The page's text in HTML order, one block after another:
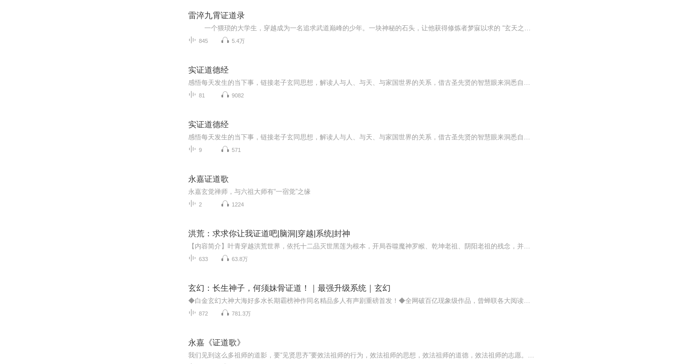
雷淬九霄证道录
一个猥琐的大学生，穿越成为一名追求武道巅峰的少年。一块神秘的石头，让他获得修炼者梦寐以求的 “玄天之体” 和绝世心法《玄天真经》，从此踏上一条异于他人的修炼之路。九天神雷淬体，天地法则在身，阴阳涅盘称霸，玄天真经独尊。他拥有强...
845 5.4万
实证道德经
感悟每天发生的当下事，链接老子玄同思想，解读人与人、与天、与家国世界的关系，借古圣先贤的智慧眼来洞悉自己，遇见老子，遇见真相，遇见更好的自己。更新时间：随事情发生而感。主播简介：海王星（汉字在人间），王海新，毕业于太原师范学院。百朝贞观...
81 9082
实证道德经
感悟每天发生的当下事，链接老子玄同思想，解读人与人、与天、与家国世界的关系，借古圣先贤的智慧眼来洞悉自己，遇见老子，遇见真相，遇见更好的自己。主播简介：海王星（汉字在人间），王海新，毕业于太原师范学院。百朝贞观书院院长。用7年时间完成了课程教材《还原道德经》等，总结了践行优秀传统文化的二十多年过往，希望为文化复兴尽绵薄之力。
9 571
永嘉证道歌
永嘉玄觉禅师，与六祖大师有“一宿觉”之缘
2 1224
洪荒：求求你让我证道吧|脑洞|穿越|系统|封神
【内容简介】叶青穿越洪荒世界，依托十二品灭世黑莲为根本，开局吞噬魔神罗睺、乾坤老祖、阴阳老祖的残念，并掌握阴阳生死图、弑神枪、乾坤鼎三件顶级至宝。苦修百万年，叶青化形而出。通晓前后古今的他步步占领先机，让洪荒生灵在滔天魔焰下颤抖。紫霄宫...
633 63.8万
玄幻：长生神子，何须妹骨证道！｜最强升级系统｜玄幻
◆白金玄幻大神大海好多水长期霸榜神作同名精品多人有声剧重磅首发！◆全网破百亿现象级作品，曾蝉联各大阅读平台畅销榜第一，同名漫画人气破百亿！◆欢迎订阅、收听、评论、分享！月票送一送！【内容简介】你见过杀鸡爆出神级血脉的没有？你见过杀蛤蟆爆...
872 781.3万
永嘉《证道歌》
我们见到这么多祖师的道影，要“见贤思齐”要效法祖师的行为，效法祖师的思想，效法祖师的道德，效法祖师的志愿。所谓“舜何人也？予何人也？有为者亦若是。”我们可以把它改成“祖师何人也？我何人也？”我要是好好地修行，将来也是开悟证果的人。所以这...